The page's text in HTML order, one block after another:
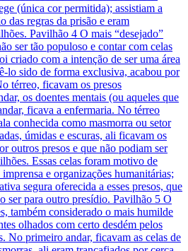
(única cor permitida); assistiam a
das regras da prisão e eram
Pavilhão 4 O mais “desejado”
ser tão populoso e contar com celas
criado com a intenção de ser uma área
lo sido de forma exclusiva, acabou por
térreo, ficavam os presos
os doentes mentais (ou aqueles que
ficava a enfermaria. No térreo
conhecida como masmorra ou setor
úmidas e escuras, ali ficavam os
outros presos e que não podiam ser
Essas celas foram motivo de
e organizações humanitárias;
segura oferecida a esses presos, que
ser para outro presídio. Pavilhão 5 O
também considerado o mais humilde
olhados com certo desdém pelos
No primeiro andar, ficavam as celas de